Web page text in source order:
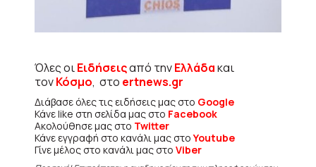
Όλες οιΕιδήσειςαπό τηνΕλλάδακαι
τονΚόσμο, στο ertnews.gr
Διάβασε όλες τις ειδήσεις μας στο Google
Κάνε like στη σελίδα μας στο Facebook
Ακολούθησε μας στο Twitter
Κάνε εγγραφή στο κανάλι μας στοYoutube
Γίνε μέλος στο κανάλι μας στο Viber